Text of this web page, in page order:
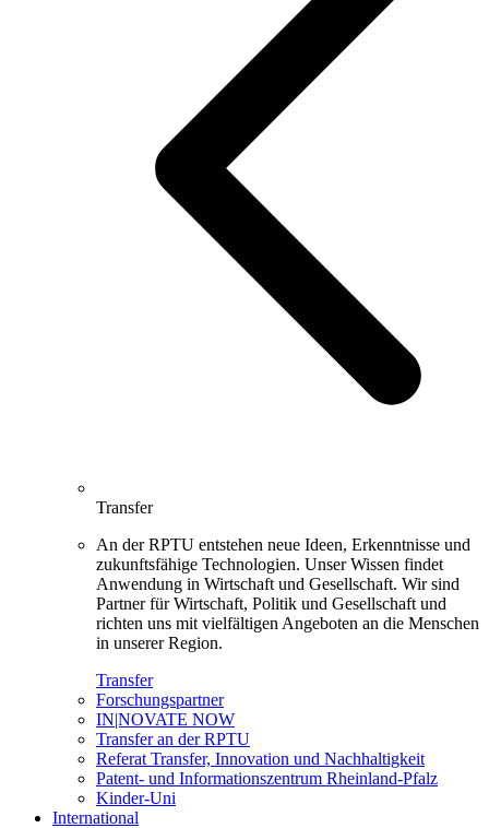
Transfer
An der RPTU entstehen neue Ideen, Erkenntnisse und
zukunftsfähige Technologien. Unser Wissen findet
Anwendung in Wirtschaft und Gesellschaft. Wir sind
Partner für Wirtschaft, Politik und Gesellschaft und
richten uns mit vielfältigen Angeboten an die Menschen
in unserer Region.
Transfer
Forschungspartner
IN|NOVATE NOW
Transfer an der RPTU
Referat Transfer, Innovation und Nachhaltigkeit
Patent- und Informationszentrum Rheinland-Pfalz
Kinder-Uni
International